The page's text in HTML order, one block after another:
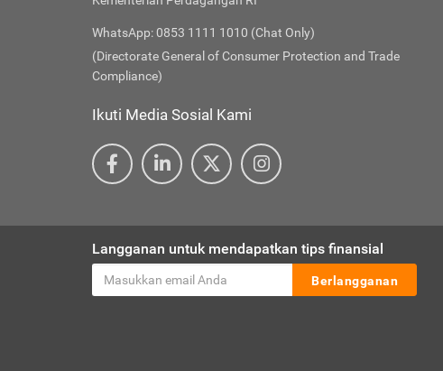
WhatsApp: 0853 1111 1010 (Chat Only)
(Directorate General of Consumer Protection and Trade
Compliance)
Ikuti Media Sosial Kami
Langganan untuk mendapatkan tips finansial
Berlangganan